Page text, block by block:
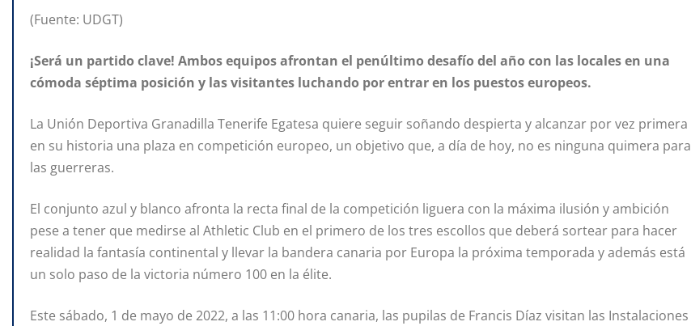
(Fuente: UDGT)
¡Será un partido clave! Ambos equipos afrontan el penúltimo desafío del año con las locales en una
cómoda séptima posición y las visitantes luchando por entrar en los puestos europeos.
La Unión Deportiva Granadilla Tenerife Egatesa quiere seguir soñando despierta y alcanzar por vez primera
en su historia una plaza en competición europeo, un objetivo que, a día de hoy, no es ninguna quimera para
las guerreras.
El conjunto azul y blanco afronta la recta final de la competición liguera con la máxima ilusión y ambición
pese a tener que medirse al Athletic Club en el primero de los tres escollos que deberá sortear para hacer
realidad la fantasía continental y llevar la bandera canaria por Europa la próxima temporada y además está
un solo paso de la victoria número 100 en la élite.
Este sábado, 1 de mayo de 2022, a las 11:00 hora canaria, las pupilas de Francis Díaz visitan las Instalaciones